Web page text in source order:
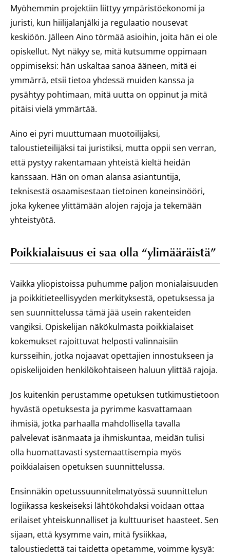
Myöhemmin projektiin liittyy ympäristöekonomi ja
juristi, kun hiilijalanjälki ja regulaatio nousevat
keskiöön. Jälleen Aino törmää asioihin, joita hän ei ole
opiskellut. Nyt näkyy se, mitä kutsumme oppimaan
oppimiseksi: hän uskaltaa sanoa ääneen, mitä ei
ymmärrä, etsii tietoa yhdessä muiden kanssa ja
pysähtyy pohtimaan, mitä uutta on oppinut ja mitä
pitäisi vielä ymmärtää.
Aino ei pyri muuttumaan muotoilijaksi,
taloustieteilijäksi tai juristiksi, mutta oppii sen verran,
että pystyy rakentamaan yhteistä kieltä heidän
kanssaan. Hän on oman alansa asiantuntija,
teknisestä osaamisestaan tietoinen koneinsinööri,
joka kykenee ylittämään alojen rajoja ja tekemään
yhteistyötä.
Poikkialaisuus ei saa olla “ylimääräistä”
Vaikka yliopistoissa puhumme paljon monialaisuuden
ja poikkitieteellisyyden merkityksestä, opetuksessa ja
sen suunnittelussa tämä jää usein rakenteiden
vangiksi. Opiskelijan näkökulmasta poikkialaiset
kokemukset rajoittuvat helposti valinnaisiin
kursseihin, jotka nojaavat opettajien innostukseen ja
opiskelijoiden henkilökohtaiseen haluun ylittää rajoja.
Jos kuitenkin perustamme opetuksen tutkimustietoon
hyvästä opetuksesta ja pyrimme kasvattamaan
ihmisiä, jotka parhaalla mahdollisella tavalla
palvelevat isänmaata ja ihmiskuntaa, meidän tulisi
olla huomattavasti systemaattisempia myös
poikkialaisen opetuksen suunnittelussa.
Ensinnäkin opetussuunnitelmatyössä suunnittelun
logiikassa keskeiseksi lähtökohdaksi voidaan ottaa
erilaiset yhteiskunnalliset ja kulttuuriset haasteet. Sen
sijaan, että kysymme vain, mitä fysiikkaa,
taloustiedettä tai taidetta opetamme, voimme kysyä: